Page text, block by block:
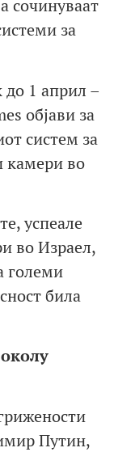
сочинуваат
за
до 1 април –
објави за
систем за
камери во
успеале
во Израел,
големи
била
Путин,